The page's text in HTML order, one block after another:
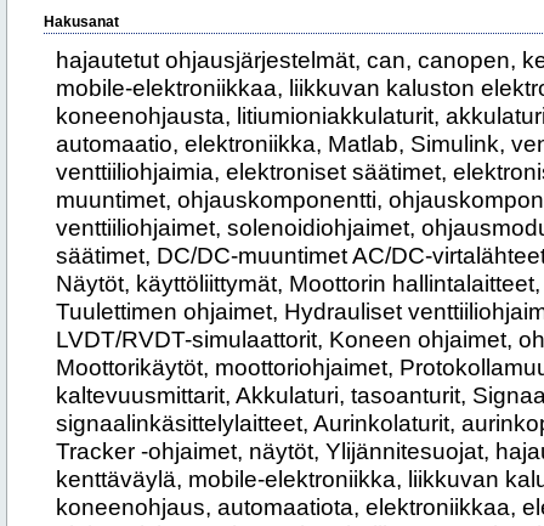
Hakusanat
hajautetut ohjausjärjestelmät, can, canopen,
mobile-elektroniikkaa, liikkuvan kaluston
koneenohjausta, litiumioniakkulaturit,
automaatio, elektroniikka, Matlab, Simulink,
venttiiliohjaimia, elektroniset säätimet,
muuntimet, ohjauskomponentti,
venttiiliohjaimet, solenoidiohjaimet,
säätimet, DC/DC-muuntimet AC/DC-
Näytöt, käyttöliittymät, Moottorin
Tuulettimen ohjaimet, Hydrauliset
LVDT/RVDT-simulaattorit, Koneen ohjaimet,
Moottorikäytöt, moottoriohjaimet,
kaltevuusmittarit, Akkulaturi, tasoanturit,
signaalinkäsittelylaitteet, Aurinkolaturit,
Tracker -ohjaimet, näytöt, Ylijännitesuojat,
kenttäväylä, mobile-elektroniikka, liikkuvan
koneenohjaus, automaatiota, elektroniikkaa,